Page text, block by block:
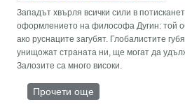
Западът хвърля всички сили в
оформлението на философа Дугин: той
ако руснаците загубят. Глобалистите
унищожат страната ни, ще могат да
Залозите са много високи.
Прочети още